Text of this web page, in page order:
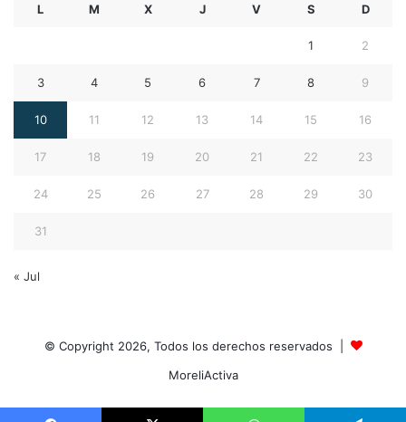
L M X J V S D
1 2
3 4 5 6 7 8 9
10 11 12 13 14 15 16
17 18 19 20 21 22 23
24 25 26 27 28 29 30
31
« Jul
© Copyright 2026, Todos los derechos reservados |
MoreliActiva